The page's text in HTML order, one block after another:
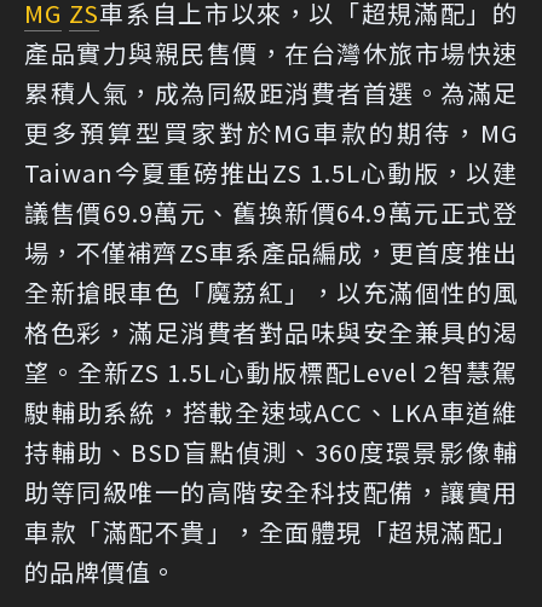
MG ZS車系自上市以來，以「超規滿配」的
產品實力與親民售價，在台灣休旅市場快速
累積人氣，成為同級距消費者首選。為滿足
更多預算型買家對於MG車款的期待，MG
Taiwan今夏重磅推出ZS 1.5L心動版，以建
議售價69.9萬元、舊換新價64.9萬元正式登
場，不僅補齊ZS車系產品編成，更首度推出
全新搶眼車色「魔荔紅」，以充滿個性的風
格色彩，滿足消費者對品味與安全兼具的渴
望。全新ZS 1.5L心動版標配Level 2智慧駕
駛輔助系統，搭載全速域ACC、LKA車道維
持輔助、BSD盲點偵測、360度環景影像輔
助等同級唯一的高階安全科技配備，讓實用
車款「滿配不貴」，全面體現「超規滿配」
的品牌價值。